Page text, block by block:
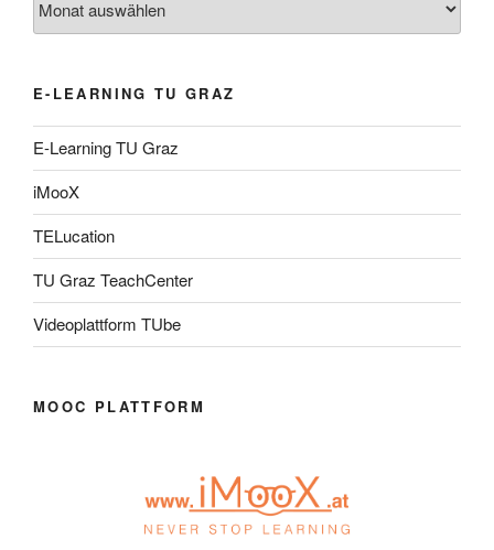
E-LEARNING TU GRAZ
E-Learning TU Graz
iMooX
TELucation
TU Graz TeachCenter
Videoplattform TUbe
MOOC PLATTFORM